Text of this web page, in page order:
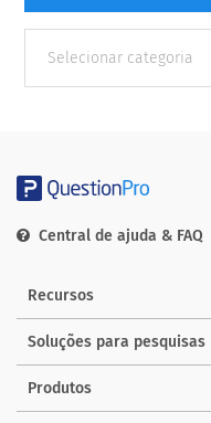
Categorias
Central de ajuda & FAQ
Recursos
Soluções para pesquisas
Produtos